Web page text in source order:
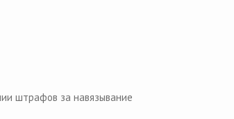
штрафов за навязывание